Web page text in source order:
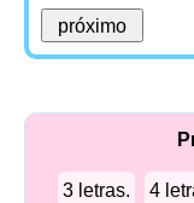
3 letras. 4